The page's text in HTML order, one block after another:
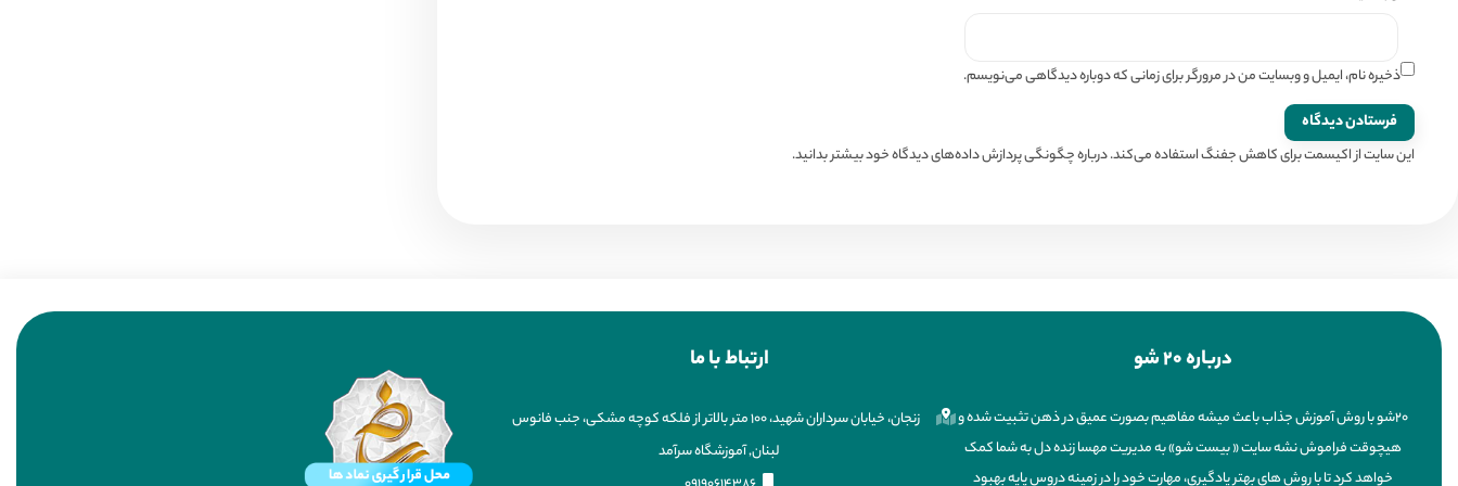
ذخیره نام، ایمیل و وبسایت من در مرورگر برای زمانی که دوباره دیدگاهی می‌نویسم.
این سایت از اکیسمت برای کاهش جفنگ استفاده می‌کند.درباره چگونگی پردازش داده‌های دیدگاه خود بیشتر بدانید.
درباره 20 شو
20شو با روش آموزش جذاب باعث میشه مفاهیم بصورت عمیق در ذهن تثبیت شده و
هیچوقت فراموش نشه سایت « بیست شو» به مدیریت مهسا زنده دل به شما کمک
خواهد کرد تا با روش های بهترِ یادگیری، مهارت خود را در زمینه دروس پایه بهبود
ارتباط با ما
زنجان، خیابان سرداران شهید، ۱۰۰ متر بالاتر از فلکه کوچه مشکی، جنب فانوس
لبنان, آموزشگاه سرآمد